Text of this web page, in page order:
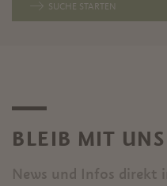
SUCHE STARTEN
BLEIB MIT
News und Infos direkt